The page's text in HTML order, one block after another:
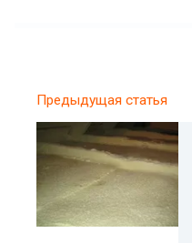
Предыдущая статья